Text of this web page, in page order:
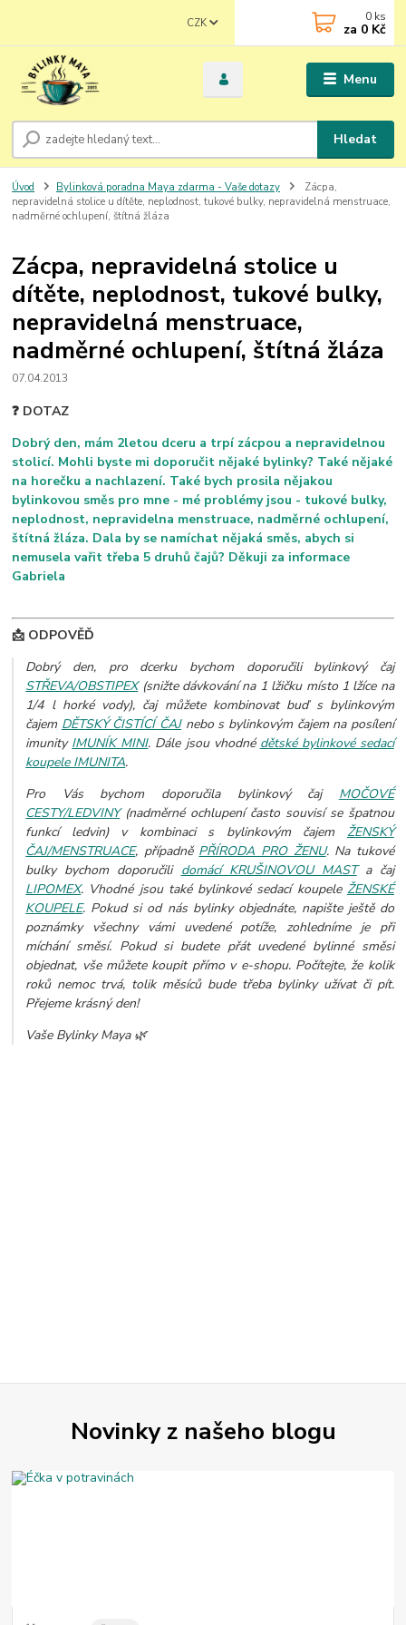
Menu
CZK
Hledat
0 ks
za 0 Kč
Úvod Bylinková poradna Maya zdarma - Vaše dotazy
Zácpa,
nepravidelná stolice u dítěte, neplodnost, tukové bulky, nepravidelná menstruace,
nadměrné ochlupení, štítná žláza
Zácpa, nepravidelná stolice u
dítěte, neplodnost, tukové bulky,
nepravidelná menstruace,
nadměrné ochlupení, štítná žláza
07.04.2013
❓ DOTAZ
Dobrý den, mám 2letou dceru a trpí zácpou a nepravidelnou
stolicí. Mohli byste mi doporučit nějaké bylinky? Také nějaké
na horečku a nachlazení. Také bych prosila nějakou
bylinkovou směs pro mne - mé problémy jsou - tukové bulky,
neplodnost, nepravidelna menstruace, nadměrné ochlupení,
štítná žláza. Dala by se namíchat nějaká směs, abych si
nemusela vařit třeba 5 druhů čajů? Děkuji za informace
Gabriela
📩 ODPOVĚĎ
Dobrý den, pro dcerku bychom doporučili bylinkový čaj
STŘEVA/OBSTIPEX(snižte dávkování na 1 lžičku místo 1 lžíce na
1/4 l horké vody), čaj můžete kombinovat buď s bylinkovým
čajem DĚTSKÝ ČISTÍCÍ ČAJnebo s bylinkovým čajem na posílení
imunity IMUNÍK MINI. Dále jsou vhodné dětské bylinkové sedací
koupele IMUNITA.
Pro Vás bychom doporučila bylinkový čaj MOČOVÉ
CESTY/LEDVINY(nadměrné ochlupení často souvisí se špatnou
funkcí ledvin) v kombinaci s bylinkovým čajem ŽENSKÝ
ČAJ/MENSTRUACE, případně PŘÍRODA PRO ŽENU. Na tukové
bulky bychom doporučili domácí KRUŠINOVOU MASTa čaj
LIPOMEX. Vhodné jsou také bylinkové sedací koupele ŽENSKÉ
KOUPELE. Pokud si od nás bylinky objednáte, napište ještě do
poznámky všechny vámi uvedené potíže, zohledníme je při
míchání směsí. Pokud si budete přát uvedené bylinné směsi
objednat, vše můžete koupit přímo v e-shopu. Počítejte, že kolik
roků nemoc trvá, tolik měsíců bude třeba bylinky užívat či pít.
Přejeme krásný den!
Vaše Bylinky Maya 🌿
Novinky z našeho blogu